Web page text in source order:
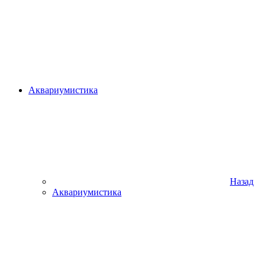
Аквариумистика
Назад
Аквариумистика